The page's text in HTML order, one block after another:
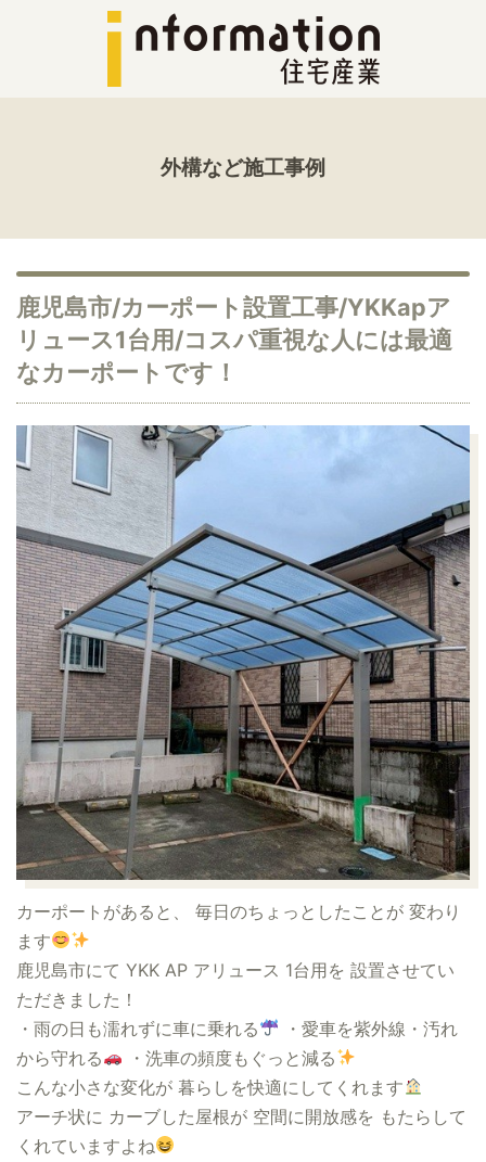
外構など施工事例
鹿児島市/カーポート設置工事/YKKapア
リュース1台用/コスパ重視な人には最適
なカーポートです！
カーポートがあると、 毎日のちょっとしたことが 変わり
ます
鹿児島市にて YKK AP アリュース 1台用を 設置させてい
ただきました！
・雨の日も濡れずに車に乗れる
・愛車を紫外線・汚れ
から守れる
・洗車の頻度もぐっと減る
こんな小さな変化が 暮らしを快適にしてくれます
アーチ状に カーブした屋根が 空間に開放感を もたらして
くれていますよね